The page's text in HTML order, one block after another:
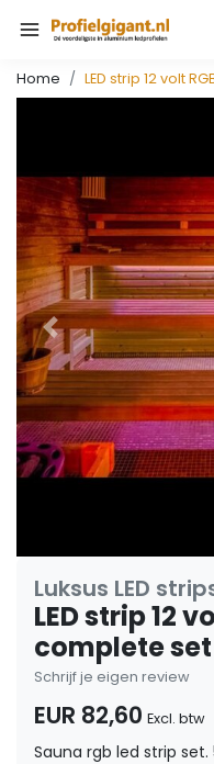
Home LED strip 12 volt
Vorige
Luksus LED
LED strip 12
complete
Schrijf je eigen review
EUR 82,60 Excl. btw
Sauna rgb led strip